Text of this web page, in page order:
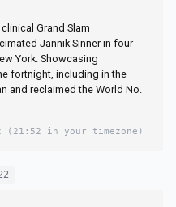
Grand Slam
Jannik Sinner in four
York. Showcasing
fortnight, including in the
and reclaimed the World No.
(21:52 in your timezone)